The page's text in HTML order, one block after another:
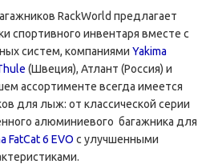
RackWorld предлагает
спортивного инвентаря вместе с
систем, компаниями Yakima
(Швеция), Атлант (Россия) и
ассортименте всегда имеется
для лыж: от классической серии
алюминиевого багажника для
FatCat 6 EVO с улучшенными